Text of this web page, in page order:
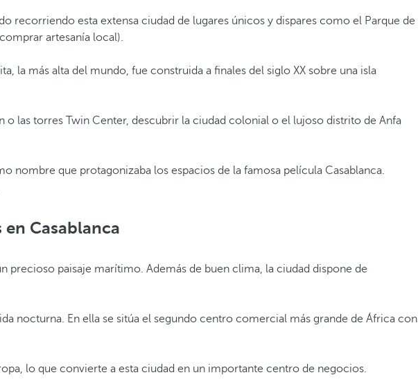
recorriendo esta extensa ciudad de lugares únicos y dispares como el Parque de
artesanía local).
la más alta del mundo, fue construida a finales del siglo XX sobre una isla
las torres Twin Center, descubrir la ciudad colonial o el lujoso distrito de Anfa
nombre que protagonizaba los espacios de la famosa película Casablanca.
Casablanca
precioso paisaje marítimo. Además de buen clima, la ciudad dispone de
nocturna. En ella se sitúa el segundo centro comercial más grande de África con
lo que convierte a esta ciudad en un importante centro de negocios.